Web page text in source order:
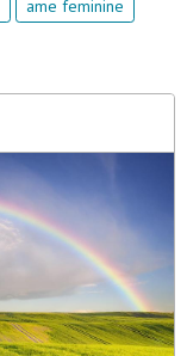
ame feminine